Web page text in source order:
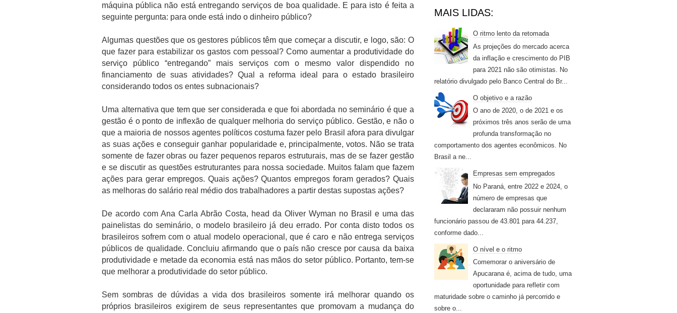
máquina pública não está entregando serviços de boa qualidade. E para isto é feita a
seguinte pergunta: para onde está indo o dinheiro público?
Algumas questões que os gestores públicos têm que começar a discutir, e logo, são: O
que fazer para estabilizar os gastos com pessoal? Como aumentar a produtividade do
serviço público “entregando” mais serviços com o mesmo valor dispendido no
financiamento de suas atividades? Qual a reforma ideal para o estado brasileiro
considerando todos os entes subnacionais?
Uma alternativa que tem que ser considerada e que foi abordada no seminário é que a
gestão é o ponto de inflexão de qualquer melhoria do serviço público. Gestão, e não o
que a maioria de nossos agentes políticos costuma fazer pelo Brasil afora para divulgar
as suas ações e conseguir ganhar popularidade e, principalmente, votos. Não se trata
somente de fazer obras ou fazer pequenos reparos estruturais, mas de se fazer gestão
e se discutir as questões estruturantes para nossa sociedade. Muitos falam que fazem
ações para gerar empregos. Quais ações? Quantos empregos foram gerados? Quais
as melhoras do salário real médio dos trabalhadores a partir destas supostas ações?
De acordo com Ana Carla Abrão Costa, head da Oliver Wyman no Brasil e uma das
painelistas do seminário, o modelo brasileiro já deu errado. Por conta disto todos os
brasileiros sofrem com o atual modelo operacional, que é caro e não entrega serviços
públicos de qualidade. Concluiu afirmando que o país não cresce por causa da baixa
produtividade e metade da economia está nas mãos do setor público. Portanto, tem-se
que melhorar a produtividade do setor público.
Sem sombras de dúvidas a vida dos brasileiros somente irá melhorar quando os
próprios brasileiros exigirem de seus representantes que promovam a mudança do
MAIS LIDAS:
O ritmo lento da retomada
As projeções do mercado acerca
da inflação e crescimento do PIB
para 2021 não são otimistas. No
relatório divulgado pelo Banco Central do Br...
O objetivo e a razão
O ano de 2020, o de 2021 e os
próximos três anos serão de uma
profunda transformação no
comportamento dos agentes econômicos. No
Brasil a ne...
Empresas sem empregados
No Paraná, entre 2022 e 2024, o
número de empresas que
declararam não possuir nenhum
funcionário passou de 43.801 para 44.237,
conforme dado...
O nível e o ritmo
Comemorar o aniversário de
Apucarana é, acima de tudo, uma
oportunidade para refletir com
maturidade sobre o caminho já percorrido e
sobre o...